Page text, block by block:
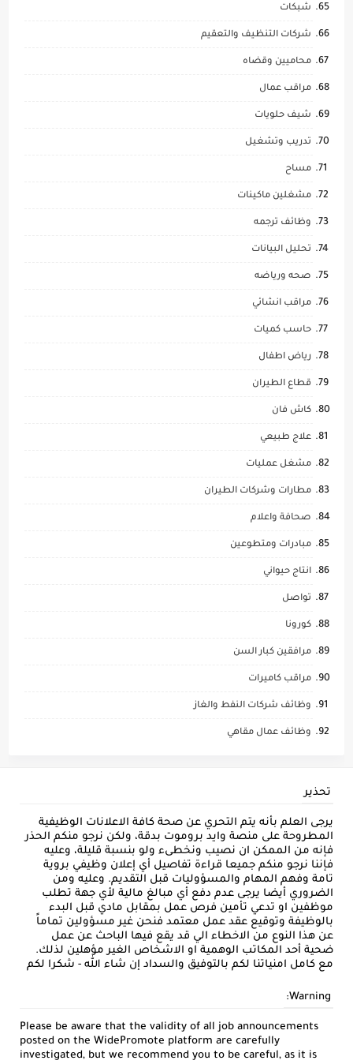
شبكات
شركات التنظيف والتعقيم
محاميين وقضاه
مراقب عمال
شيف حلويات
تدريب وتشغيل
مساح
مشغلين ماكينات
وظائف ترجمه
تحليل البيانات
صحه ورياضه
مراقب انشائي
حاسب كميات
رياض اطفال
قطاع الطيران
كاش فان
علاج طبيعي
مشغل عمليات
مطارات وشركات الطيران
صحافة واعلام
مبادرات ومتطوعين
انتاج حيواني
تواصل
كورونا
مرافقين كبار السن
مراقب كاميرات
وظائف شركات النفط والغاز
وظائف عمال مقاهي
تحذير
يرجى العلم بأنه يتم التحري عن صحة كافة الاعلانات الوظيفية
المطروحة على منصة وايد بروموت بدقة، ولكن نرجو منكم الحذر
فإنه من الممكن ان نصيب ونخطىء ولو بنسبة قليلة، وعليه
فإننا نرجو منكم جميعا قراءة تفاصيل أي إعلان وظيفي بروية
تامة وفهم المهام والمسؤوليات قبل التقديم. وعليه ومن
الضروري أيضا يرجى عدم دفع أي مبالغ مالية لأي جهة تطلب
موظفين او تدعي تأمين فرص عمل بمقابل مادي قبل البدء
بالوظيفة وتوقيع عقد عمل معتمد فنحن غير مسؤولين تماماً
عن هذا النوع من الاخطاء الي قد يقع فيها الباحث عن عمل
ضحية أحد المكاتب الوهمية او الاشخاص الغير مؤهلين لذلك.
مع كامل امنياتنا لكم بالتوفيق والسداد إن شاء الله - شكرا لكم
Warning:
Please be aware that the validity of all job announcements
posted on the WidePromote platform are carefully
investigated, but we recommend you to be careful, as it is